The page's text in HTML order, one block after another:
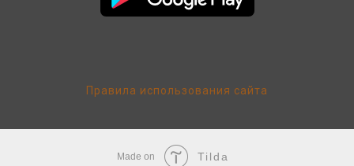
Правила использования сайта
Made on Tilda